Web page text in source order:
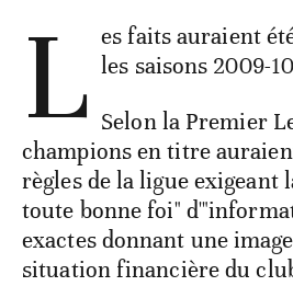
L es faits auraient
les saisons 2009-
Selon la Premier
champions en titre
règles de la ligue exigeant
toute bonne foi"
exactes donnant une
situation financière du